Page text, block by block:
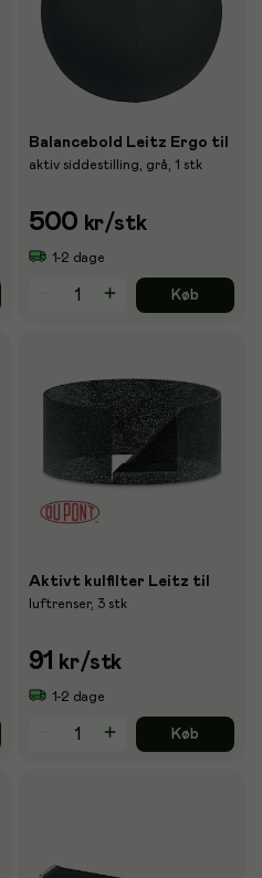
Balancebold Leitz Ergo til
aktiv siddestilling, grå, 1 stk
500 kr/stk
1-2 dage
Køb
Aktivt kulfilter Leitz til
luftrenser, 3 stk
91 kr/stk
1-2 dage
Køb